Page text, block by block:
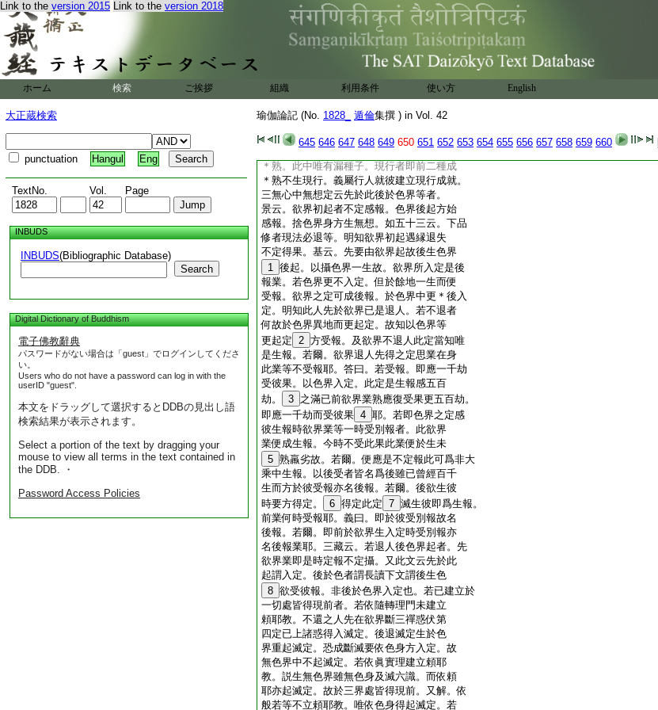
Link to the version 2015 Link to the version 2018
ホーム 検索 ご挨拶 組織 利用条件 使い方 English
大正蔵検索
punctuation Hangul Eng
TextNo. Vol. Page
INBUDS
INBUDS(Bibliographic Database)
Search
Digital Dictionary of Buddhism
電子佛教辭典
パスワードがない場合は「guest」でログインしてくださ
い。
Users who do not have a password can log in with the
userID "guest".
本文をドラッグして選択するとDDBの見出し語
検索結果が表示されます。
Select a portion of the text by dragging your
mouse to view all terms in the text contained in
the DDB. ・
Password Access Policies
瑜伽論記 (No. 1828_ 遁倫集撰 ) in Vol. 42
645 646 647 648 649 650 651 652 653 654 655 656 657 658 659 660
釋遁倫集撰
論本第五十六
自下第二約不相應行辨蘊分位。於中。初問
答總標。指如本分。後一一別釋有二十問答。
解得中云。依因自在現行分位建立者。因即
是種子成
熟。依染汚法生得善根法一分威
儀工巧不善修者所有種子因縁建立種子
成＊熟。自在者即是加行善一分威儀工巧善
修習者及以變化所有種子。要由加行因功
＊熟。此中唯有漏種子。現行者即前二種成
＊熟不生現行。義屬行人就彼建立現行成就。
三無心中無想定云先於此後於色界等者。
景云。欲界初起者不定感報。色界後起方始
感報。捨色界身方生無想。如五十三云。下品
修者現法必退等。明知欲界初起遇縁退失
不定得果。基云。先要由欲界起故後生色界
1 後起。以攝色界一生故。欲界所入定是後
報業。若色界更不入定。但於餘地一生而便
受報。欲界之定可成後報。於色界中更＊後入
定。明知此人先於欲界已是退人。若不退者
何故於色界異地而更起定。故知以色界等
更起定 2 方受報。及欲界不退人此定當知唯
是生報。若爾。欲界退人先得之定思業在身
此業等不受報耶。答曰。若受報。即應一千劫
受彼果。以色界入定。此定是生報感五百
劫。
3 之滿已前欲界業熟應復受果更五百劫。
即應一千劫而受彼果 4 耶。若即色界之定感
彼生報時欲界業等一時受別報者。此欲界
業便成生報。今時不受此果此業便於生未
5 熟羸劣故。若爾。便應是不定報此可爲非大
乘中生報。以後受者皆名爲後雖已曾經百千
生而方於彼受報亦名後報。若爾。後欲生彼
時要方得定。
6 得定此定 7 滅生彼即爲生報。
前業何時受報耶。義曰。即於彼受別報故名
後報。若爾。即前於欲界生入定時受別報亦
名後報業耶。三藏云。若退人後色界起者。先
欲界業即是時定報不定攝。又此文云先於此
起謂入定。後於色者謂長讀下文謂後生色
8 欲受彼報。非後於色界入定也。若已建立於
一切處皆得現前者。若依隨轉理門未建立
頼耶教。不還之人先在欲界斷三禪惑伏第
四定已上諸惑得入滅定。後退滅定生於色
界重起滅定。恐成斷滅要依色身方入定。故
無色界中不起滅定。若依眞實理建立頼耶
教。説生無色界雖無色身及滅六識。而依頼
耶亦起滅定。故於三界處皆得現前。又解。依
般若等不立頼耶教。唯依色身得起滅定。若